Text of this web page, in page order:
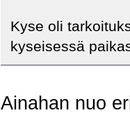
Kyse oli
kyseisessä
Ainahan nuo